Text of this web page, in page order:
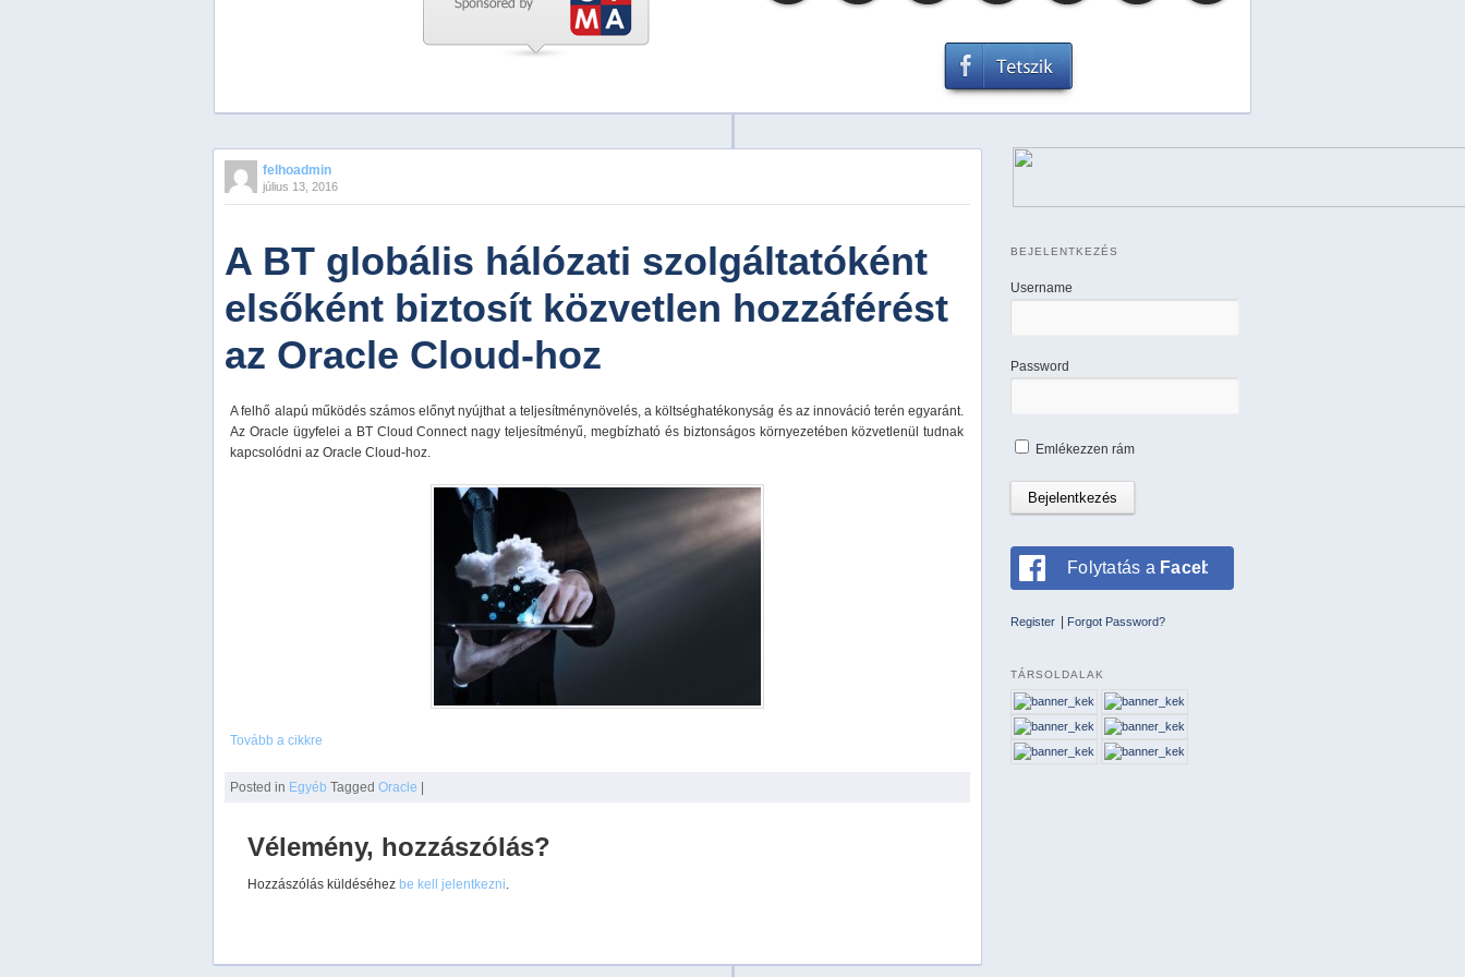
PreviousNextStop
2
felhoadmin
július 13, 2016
A BT globális hálózati szolgáltatóként
elsőként biztosít közvetlen hozzáférést
az Oracle Cloud-hoz
A felhő alapú működés számos előnyt nyújthat a teljesítménynövelés, a költséghatékonyság és az innováció terén egyaránt.
Az Oracle ügyfelei a BT Cloud Connect nagy teljesítményű, megbízható és biztonságos környezetében közvetlenül tudnak
kapcsolódni az Oracle Cloud-hoz.
Tovább a cikkre
Posted in Egyéb Tagged Oracle
Vélemény, hozzászólás?
Hozzászólás küldéséhez be kell jelentkezni.
BEJELENTKEZÉS
Username
Password
Emlékezzen rám
Folytatás a Facebookkal
Register Forgot Password?
TÁRSOLDALAK